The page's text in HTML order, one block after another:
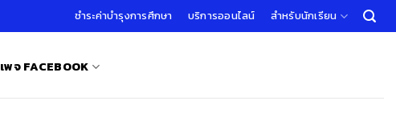
ชำระค่าบำรุงการศึกษา บริการออนไลน์ สำหรับนักเรียน
เพจ FACEBOOK